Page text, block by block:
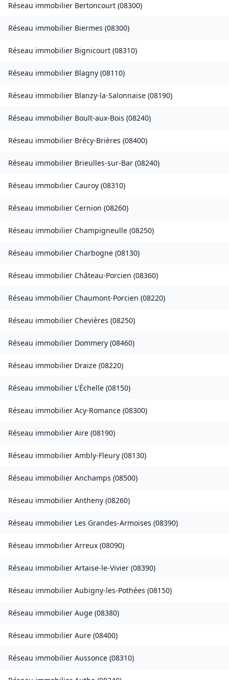
Réseau immobilier Bertoncourt (08300)
Réseau immobilier Biermes (08300)
Réseau immobilier Bignicourt (08310)
Réseau immobilier Blagny (08110)
Réseau immobilier Blanzy-la-Salonnaise (08190)
Réseau immobilier Boult-aux-Bois (08240)
Réseau immobilier Brécy-Brières (08400)
Réseau immobilier Brieulles-sur-Bar (08240)
Réseau immobilier Cauroy (08310)
Réseau immobilier Cernion (08260)
Réseau immobilier Champigneulle (08250)
Réseau immobilier Charbogne (08130)
Réseau immobilier Château-Porcien (08360)
Réseau immobilier Chaumont-Porcien (08220)
Réseau immobilier Chevières (08250)
Réseau immobilier Dommery (08460)
Réseau immobilier Draize (08220)
Réseau immobilier L'Échelle (08150)
Réseau immobilier Acy-Romance (08300)
Réseau immobilier Aire (08190)
Réseau immobilier Ambly-Fleury (08130)
Réseau immobilier Anchamps (08500)
Réseau immobilier Antheny (08260)
Réseau immobilier Les Grandes-Armoises (08390)
Réseau immobilier Arreux (08090)
Réseau immobilier Artaise-le-Vivier (08390)
Réseau immobilier Aubigny-les-Pothées (08150)
Réseau immobilier Auge (08380)
Réseau immobilier Aure (08400)
Réseau immobilier Aussonce (08310)